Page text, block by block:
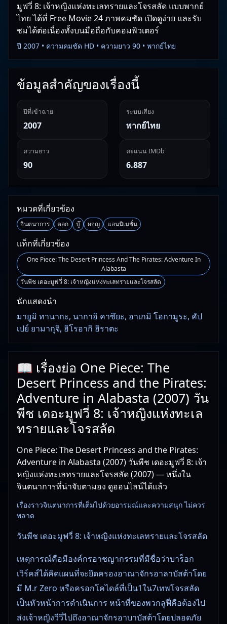
มูฟวี่ 8: เจ้าหญิงแห่งทะเลทรายและโจรสลัด แบบพากย์
ไทย ได้ที่ Free Movie 24 ภาพคมชัด เปิดดูง่าย และรับ
ชมได้ต่อเนื่องทั้งบนมือถือกับคอมพิวเตอร์
ปี 2007 • ความคมชัด HD • ความยาว 90 • พากย์ไทย
ข้อมูลสำคัญของเรื่องนี้
ปีที่เข้าฉาย
2007
ระบบเสียง
พากย์ไทย
ความยาว
90
คะแนน IMDb
6.887
หมวดที่เกี่ยวข้อง
จินตนาการ ตลก บู๊ ผจญ แอนนิเมชั่น
แท็กที่เกี่ยวข้อง
One Piece: The Desert Princess And The Pirates: Adventure In
Alabasta
วันพีช เดอะมูฟวี่ 8: เจ้าหญิงแห่งทะเลทรายและโจรสลัด
นักแสดงนำ
มายูมิ ทานากะ, นากาอิ คาซึยะ, อาเกมิ โอกามูระ, คัป
เปย์ ยามากุจิ, ฮิโรอากิ ฮิราตะ
📖 เรื่องย่อ One Piece: The
Desert Princess and the Pirates:
Adventure in Alabasta (2007) วัน
พีช เดอะมูฟวี่ 8: เจ้าหญิงแห่งทะเล
ทรายและโจรสลัด
One Piece: The Desert Princess and the Pirates:
Adventure in Alabasta (2007) วันพีช เดอะมูฟวี่ 8: เจ้า
หญิงแห่งทะเลทรายและโจรสลัด (2007) — หนึ่งใน
จินตนาการที่น่าจับตามอง ดูออนไลน์ได้แล้ว
เรื่องราวจินตนาการที่เต็มไปด้วยอารมณ์และความสนุก ไม่ควร
พลาด
วันพีช เดอะมูฟวี่ 8: เจ้าหญิงแห่งทะเลทรายและโจรสลัด
เหตุการณ์คือมีองค์กรอาชญากรรมที่มีชื่อว่าบาร็อก
เวิร์คส์ได้คิดแผนที่จะยึดครองอาณาจักรอาลาบัสต้าโดย
มี M.r Zero หรือครอกโคไดล์ที่เป็น1ใน7เทพโจรสลัด
เป็นหัวหน้าการดำเนินการ หน้าที่ของพวกลูฟี่คือต้องไป
ส่งเจ้าหญิงวีวี่ไปถึงอาณาจักรอาบาบัสต้าโดยปลอดภัย